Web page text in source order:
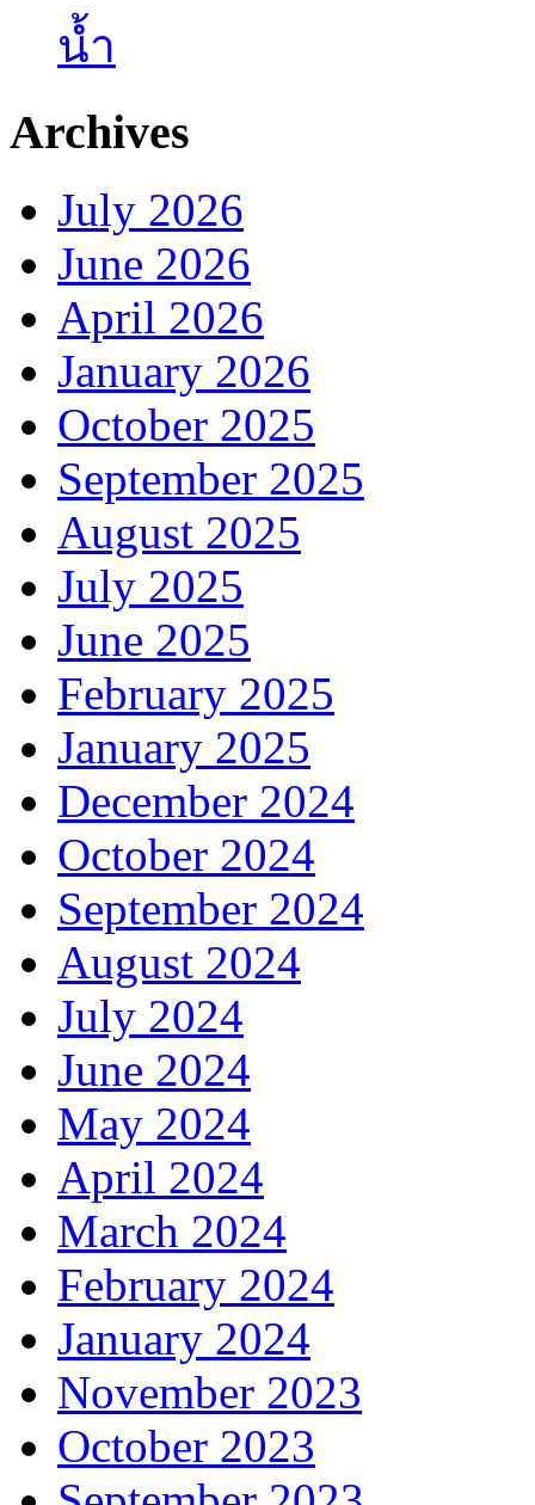
น้ำ
Archives
July 2026
June 2026
April 2026
January 2026
October 2025
September 2025
August 2025
July 2025
June 2025
February 2025
January 2025
December 2024
October 2024
September 2024
August 2024
July 2024
June 2024
May 2024
April 2024
March 2024
February 2024
January 2024
November 2023
October 2023